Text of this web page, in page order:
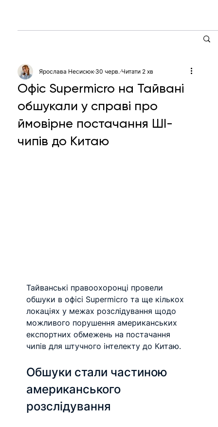
Офіс Supermicro на Тайвані
обшукали у справі про
ймовірне постачання ШІ-
чипів до Китаю
Ярослава Несисюк 30 черв. Читати 2 хв
Тайванські правоохоронці провели
обшуки в офісі Supermicro та ще кількох
локаціях у межах розслідування щодо
можливого порушення американських
експортних обмежень на постачання
чипів для штучного інтелекту до Китаю.
Обшуки стали частиною
американського
розслідування